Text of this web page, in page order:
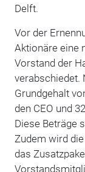
Delft.
Vor der
Aktionäre eine
Vorstand der
verabschiedet.
Grundgehalt
den CEO und
Diese Beträge
Zudem wird
das